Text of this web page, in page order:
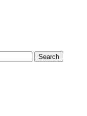
Search